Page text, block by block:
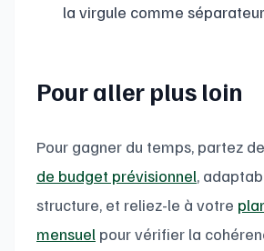
la virgule comme
Pour aller plus loin
Pour gagner du temps, partez
de budget prévisionnel,
structure, et reliez-le à votre
mensuel pour vérifier la